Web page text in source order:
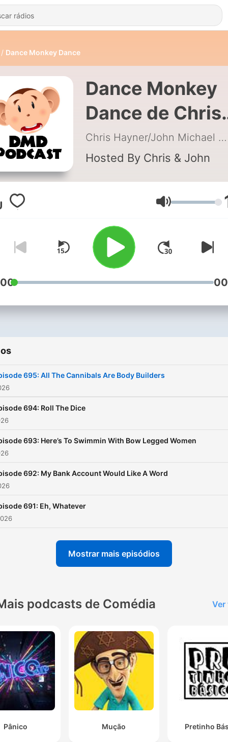
Dance Monkey Dance
Dance Monkey
Dance de Chris
Hayner/John
Michael
Chris Hayner/John Michael |
Hosted By Chris & John
Volume
695: All The Cannibals Are Body Builders
694: Roll The Dice
693: Here’s To Swimmin With Bow Legged Women
692: My Bank Account Would Like A Word
691: Eh, Whatever
Mostrar mais episódios
podcasts de Comédia Ver
Pânico Mução Pretinho